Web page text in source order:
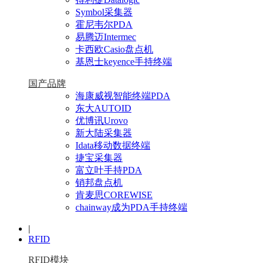
Symbol采集器
霍尼韦尔PDA
易腾迈Intermec
卡西欧Casio盘点机
基恩士keyence手持终端
国产品牌
海康威视智能终端PDA
东大AUTOID
优博讯Urovo
新大陆采集器
Idata移动数据终端
捷宝采集器
富立叶手持PDA
销邦盘点机
肯麦思COREWISE
chainway成为PDA手持终端
|
RFID
RFID模块